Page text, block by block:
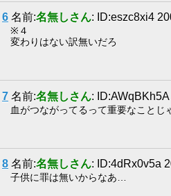
6 名前:名無しさん: ID:eszc8xi4
※４
変わりはない訳無いだろ
7 名前:名無しさん:
血がつながってるって重要なことじ
8 名前:名無しさん: ID:4dRx0v5a
子供に罪は無いからなあ…